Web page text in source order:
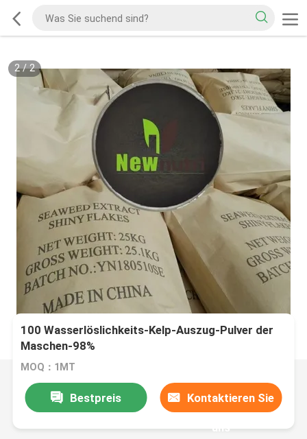
2/2
100 Wasserlöslichkeits-Kelp-Auszug-Pulver der
Maschen-98%
MOQ：1MT
Bestpreis Kontaktieren Sie
uns